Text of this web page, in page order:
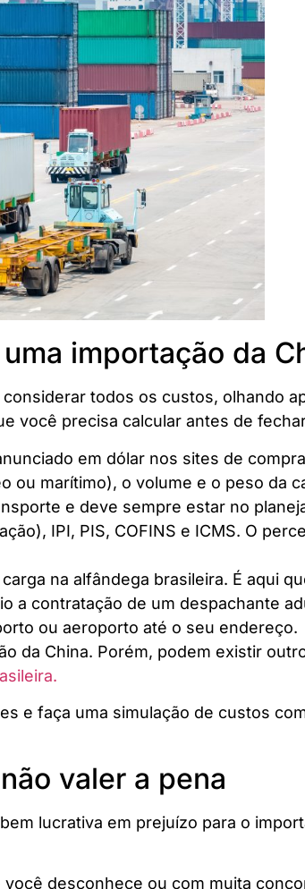
importação da
todos os custos, olhando
você precisa calcular antes de
em dólar nos sites de
ou marítimo), o volume e o peso da
e deve sempre estar no
IPI, PIS, COFINS e ICMS. O
na alfândega brasileira. É aqui
a contratação de um despachante
ou aeroporto até o seu endereço.
da China. Porém, podem existir
e faça uma simulação de custos
valer a pena
lucrativa em prejuízo para o
desconhece ou com muita